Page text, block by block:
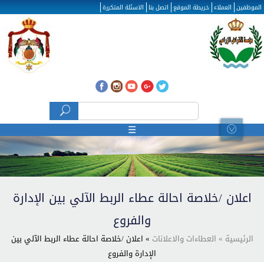
تجاوز إلى المحتوى الرئيسي
الموظفين العملاء خريطة الموقع اتصل بنا الاسئلة المتكررة
☰
اعلان /خلاصة احالة عطاء الربط الآلي بين الإدارة
والفروع
الرئيسية » العطاءات والاعلانات » اعلان /خلاصة احالة عطاء الربط الآلي بين
الإدارة والفروع